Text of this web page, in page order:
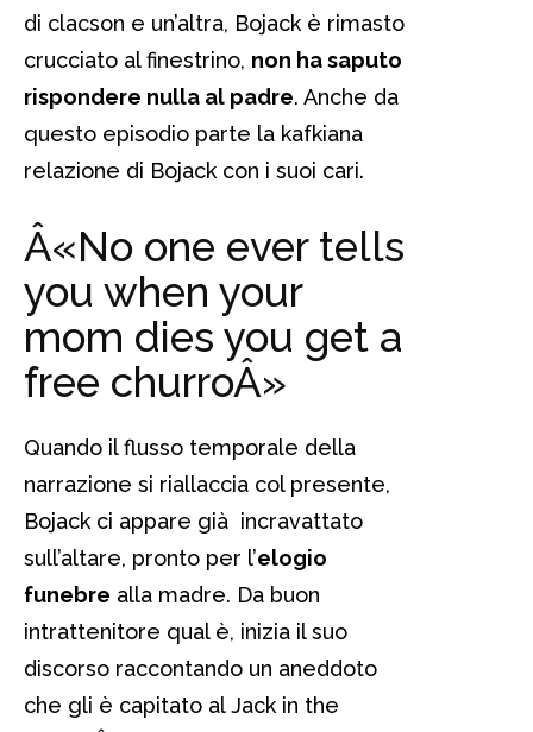
di clacson e un’altra, Bojack è rimasto
crucciato al finestrino, non ha saputo
rispondere nulla al padre. Anche da
questo episodio parte la kafkiana
relazione di Bojack con i suoi cari.
Â«No one ever tells
you when your
mom dies you get a
free churroÂ»
Quando il flusso temporale della
narrazione si riallaccia col presente,
Bojack ci appare già incravattato
sull’altare, pronto per l’elogio
funebre alla madre. Da buon
intrattenitore qual è, inizia il suo
discorso raccontando un aneddoto
che gli è capitato al Jack in the